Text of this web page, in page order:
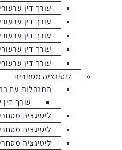
עורך דין
עורך דין
עורך דין
עורך דין
עורך דין
ליטיגציה מסחרית
התנהלות עם
עורך דין
ליטיגציה
ליטיגציה
ליטיגציה